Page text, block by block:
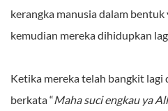
kerangka manusia dalam
kemudian mereka dihidupkan
Ketika mereka telah bangkit lagi
berkata “Maha suci engkau ya